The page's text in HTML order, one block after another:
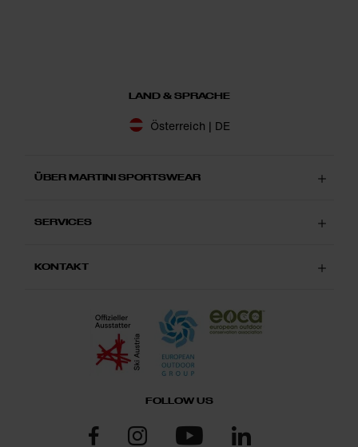
LAND & SPRACHE
Österreich | DE
ÜBER MARTINI SPORTSWEAR
SERVICES
KONTAKT
FOLLOW US